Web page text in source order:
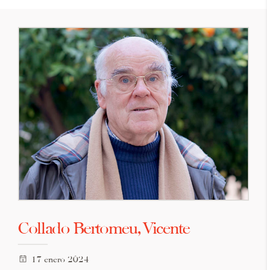
Collado Bertomeu, Vicente
17 enero 2024